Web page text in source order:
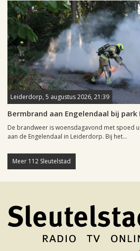
Leiderdorp, 5 augustus 2026, 21:39
Bermbrand aan Engelendaal bij
De brandweer is woensdagavond met spoed
aan de Engelendaal in Leiderdorp. Bij het...
Meer 112 Sleutelstad